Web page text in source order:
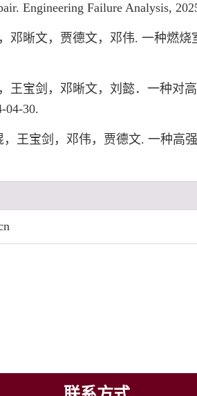
Engineering Failure Analysis,
邓晰文，贾德文，邓伟. 一种燃
王宝剑，邓晰文，刘懿．一种对
04-30.
，王宝剑，邓伟，贾德文. 一种高